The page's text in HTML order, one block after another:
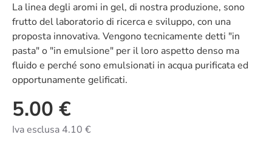
La linea degli aromi in gel, di nostra produzione, sono
frutto del laboratorio di ricerca e sviluppo, con una
proposta innovativa. Vengono tecnicamente detti "in
pasta" o "in emulsione" per il loro aspetto denso ma
fluido e perché sono emulsionati in acqua purificata ed
opportunamente gelificati.
5.00 €
Iva esclusa 4.10 €